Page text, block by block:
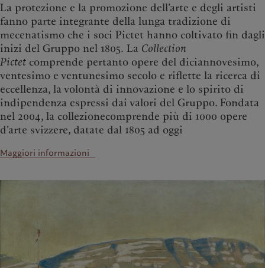
La protezione e la promozione dell’arte e degli artisti
fanno parte integrante della lunga tradizione di
mecenatismo che i soci Pictet hanno coltivato fin dagli
inizi del Gruppo nel 1805. La Collection
Pictet comprende pertanto opere del diciannovesimo,
ventesimo e ventunesimo secolo e riflette la ricerca di
eccellenza, la volontà di innovazione e lo spirito di
indipendenza espressi dai valori del Gruppo. Fondata
nel 2004, la collezionecomprende più di 1000 opere
d’arte svizzere, datate dal 1805 ad oggi
Maggiori informazioni